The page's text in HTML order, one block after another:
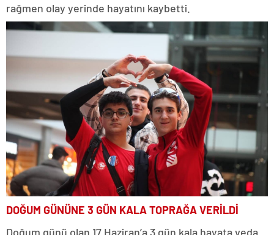
rağmen olay yerinde hayatını kaybetti.
DOĞUM GÜNÜNE 3 GÜN KALA TOPRAĞA VERİLDİ
Doğum günü olan 17 Haziran’a 3 gün kala hayata veda